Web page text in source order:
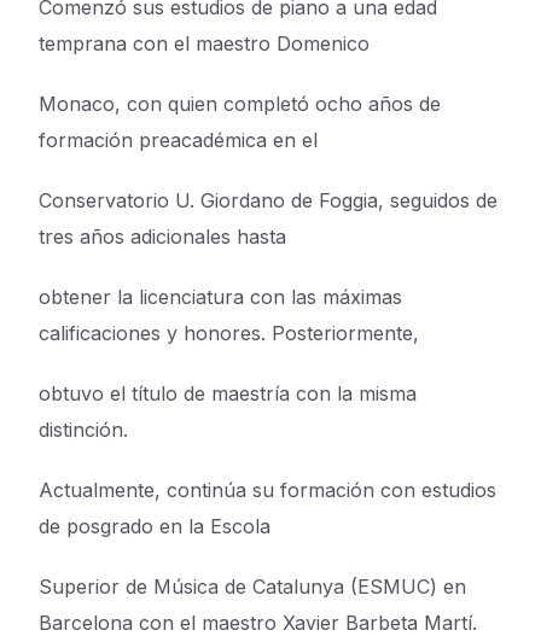
Comenzó sus estudios de piano a una edad
temprana con el maestro Domenico
Monaco, con quien completó ocho años de
formación preacadémica en el
Conservatorio U. Giordano de Foggia, seguidos de
tres años adicionales hasta
obtener la licenciatura con las máximas
calificaciones y honores. Posteriormente,
obtuvo el título de maestría con la misma
distinción.
Actualmente, continúa su formación con estudios
de posgrado en la Escola
Superior de Música de Catalunya (ESMUC) en
Barcelona con el maestro Xavier Barbeta Martí.